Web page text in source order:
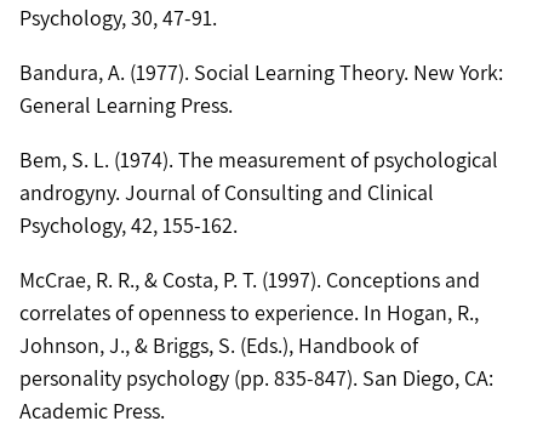
Psychology, 30, 47-91.
Bandura, A. (1977). Social Learning Theory. New York:
General Learning Press.
Bem, S. L. (1974). The measurement of psychological
androgyny. Journal of Consulting and Clinical
Psychology, 42, 155-162.
McCrae, R. R., & Costa, P. T. (1997). Conceptions and
correlates of openness to experience. In Hogan, R.,
Johnson, J., & Briggs, S. (Eds.), Handbook of
personality psychology (pp. 835-847). San Diego, CA:
Academic Press.